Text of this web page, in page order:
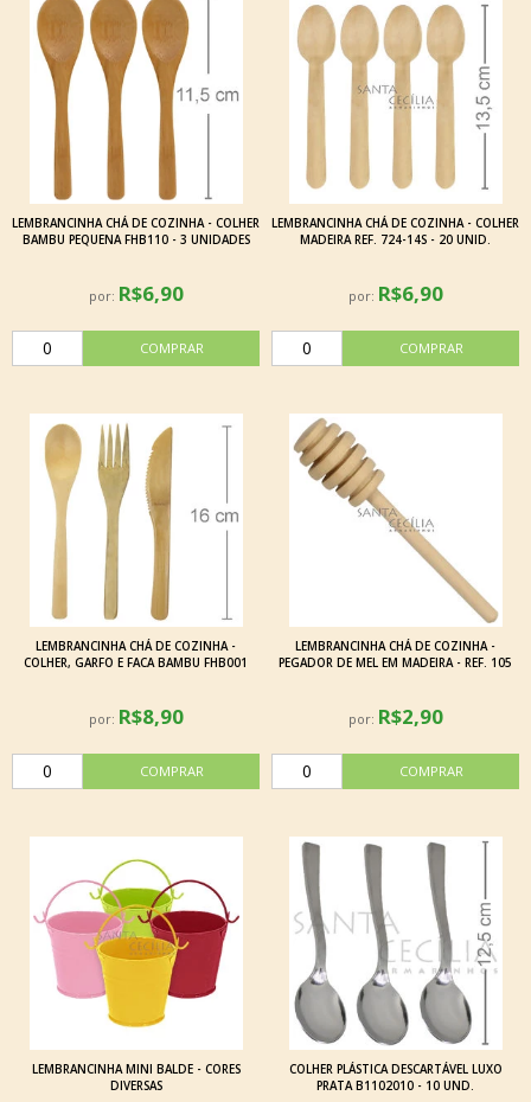
LEMBRANCINHA CHÁ DE COZINHA - COLHER
BAMBU PEQUENA FHB110 - 3 UNIDADES
por: R$6,90
LEMBRANCINHA CHÁ DE COZINHA - COLHER
MADEIRA REF. 724-14S - 20 UNID.
por: R$6,90
LEMBRANCINHA CHÁ DE COZINHA -
COLHER, GARFO E FACA BAMBU FHB001
por: R$8,90
LEMBRANCINHA CHÁ DE COZINHA -
PEGADOR DE MEL EM MADEIRA - REF. 105
por: R$2,90
LEMBRANCINHA MINI BALDE - CORES
DIVERSAS
COLHER PLÁSTICA DESCARTÁVEL LUXO
PRATA B1102010 - 10 UND.